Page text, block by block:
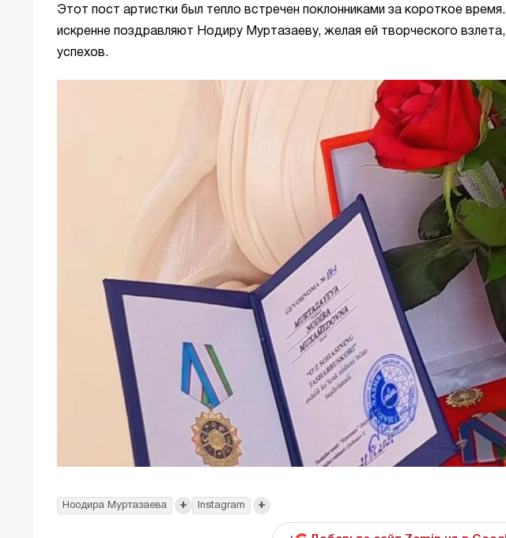
Этот пост артистки был тепло встречен поклонниками за короткое
искренне поздравляют Нодиру Муртазаеву, желая ей творческого
успехов.
Ноодира Муртазаева + Instagram +